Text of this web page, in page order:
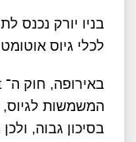
בניו יורק נכנס
לכלי גיוס
באירופה, חוק ה־
המשמשות לגיוס,
בסיכון גבוה,